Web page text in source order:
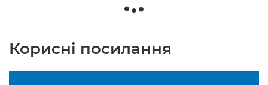
Корисні посилання